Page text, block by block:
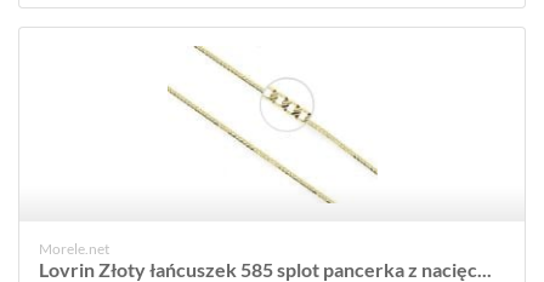
Morele.net
Lovrin Złoty łańcuszek 585 splot pancerka z nacięc...